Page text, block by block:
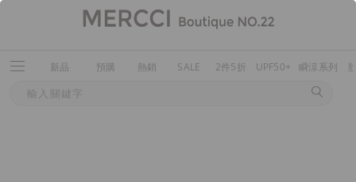
新品 預購 熱銷 SALE 2件5折 UPF50+ 瞬涼系列